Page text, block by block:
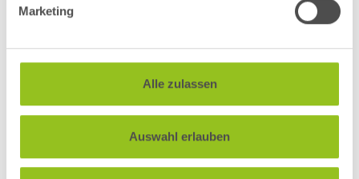
Marketing
Alle zulassen
Auswahl erlauben
Wie lange ist mein Gutscheincode
Wieso kann ich den Vorteil/ die
Aktion nicht buchen?